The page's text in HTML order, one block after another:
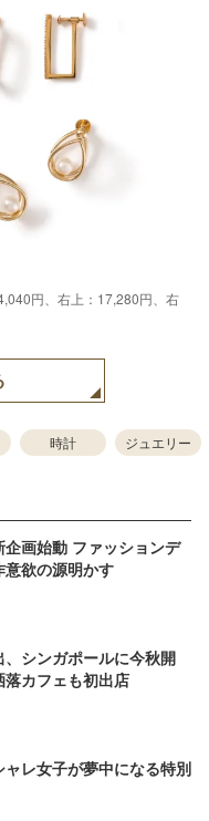
円、右上：17,280円、右
時計 ジュエリー
画始動 ファッションデ
欲の源明かす
、シンガポールに今秋開
カフェも初出店
レ女子が夢中になる特別